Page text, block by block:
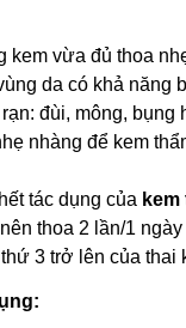
kem vừa đủ thoa
da có khả năng
đùi, mông, bụng
nhàng để kem
tác dụng của
thoa 2 lần/1
3 trở lên của thai